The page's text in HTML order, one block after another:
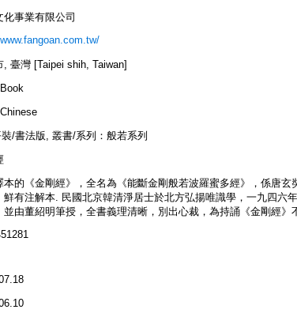
化事業有限公司
, 臺灣 [Taipei shih, Taiwan]
/書法版, 叢書/系列：般若系列
本的《金剛經》，全名為《能斷金剛般若波羅蜜多經》，係唐
鮮有注解本. 民國北京韓清淨居士於北方弘揚唯識學，一九四六
並由董紹明筆授，全書義理清晰，別出心裁，為持誦《金剛經》